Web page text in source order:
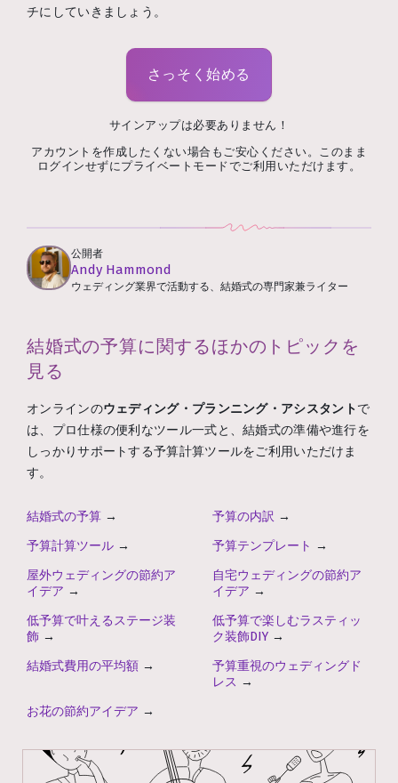
チにしていきましょう。
さっそく始める
サインアップは必要ありません！
アカウントを作成したくない場合もご安心ください。このまま
ログインせずにプライベートモードでご利用いただけます。
公開者
Andy Hammond
ウェディング業界で活動する、結婚式の専門家兼ライター
結婚式の予算に関するほかのトピックを
見る
オンラインのウェディング・プランニング・アシスタントで
は、プロ仕様の便利なツール一式と、結婚式の準備や進行を
しっかりサポートする予算計算ツールをご利用いただけま
す。
結婚式の予算 → 予算の内訳 →
予算計算ツール → 予算テンプレート →
屋外ウェディングの節約ア
イデア →
自宅ウェディングの節約ア
イデア →
低予算で叶えるステージ装
飾 →
低予算で楽しむラスティッ
ク装飾DIY →
結婚式費用の平均額 →
予算重視のウェディングド
レス →
お花の節約アイデア →